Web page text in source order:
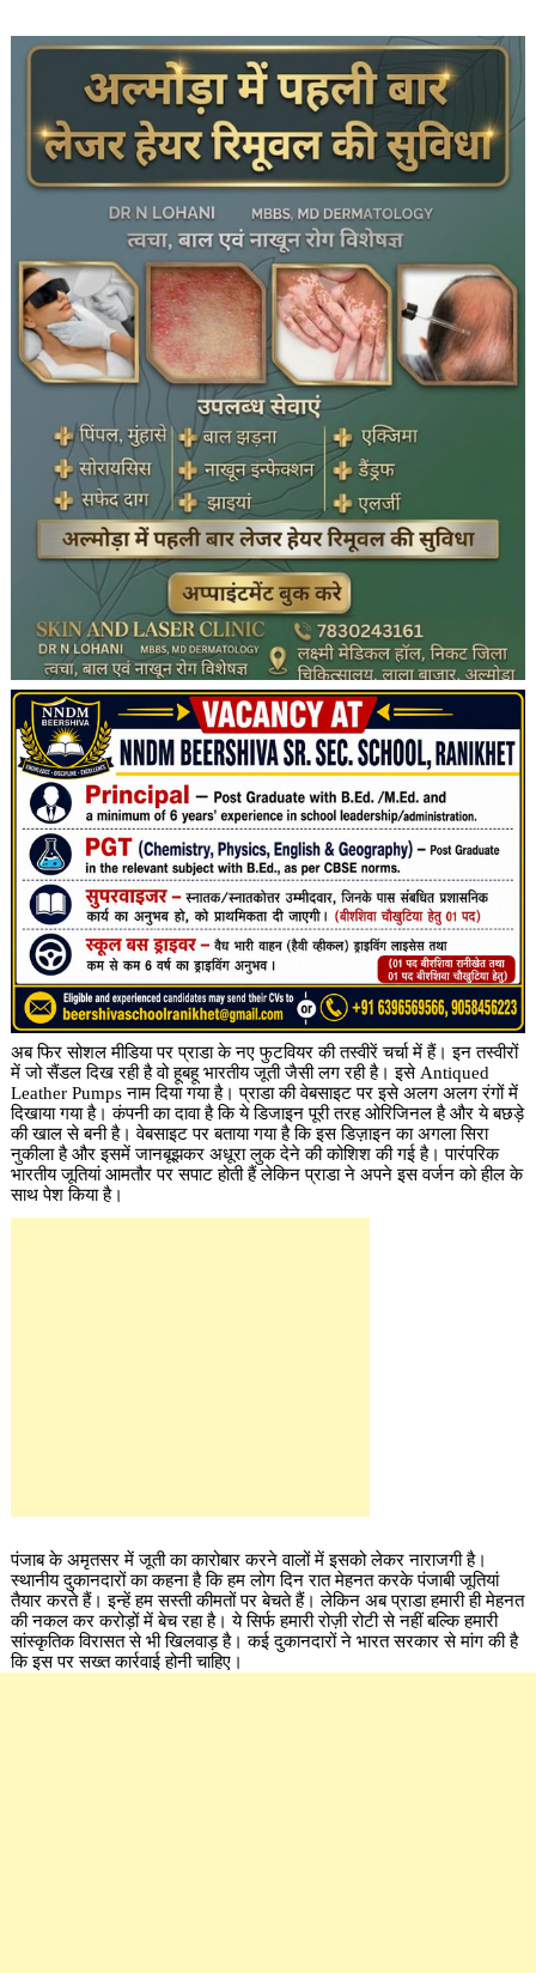
अब फिर सोशल मीडिया पर प्राडा के नए फुटवियर की तस्वीरें चर्चा में हैं। इन तस्वीरों
में जो सैंडल दिख रही है वो हूबहू भारतीय जूती जैसी लग रही है। इसे Antiqued
Leather Pumps नाम दिया गया है। प्राडा की वेबसाइट पर इसे अलग अलग रंगों में
दिखाया गया है। कंपनी का दावा है कि ये डिजाइन पूरी तरह ओरिजिनल है और ये बछड़े
की खाल से बनी है। वेबसाइट पर बताया गया है कि इस डिज़ाइन का अगला सिरा
नुकीला है और इसमें जानबूझकर अधूरा लुक देने की कोशिश की गई है। पारंपरिक
भारतीय जूतियां आमतौर पर सपाट होती हैं लेकिन प्राडा ने अपने इस वर्जन को हील के
साथ पेश किया है।
पंजाब के अमृतसर में जूती का कारोबार करने वालों में इसको लेकर नाराजगी है।
स्थानीय दुकानदारों का कहना है कि हम लोग दिन रात मेहनत करके पंजाबी जूतियां
तैयार करते हैं। इन्हें हम सस्ती कीमतों पर बेचते हैं। लेकिन अब प्राडा हमारी ही मेहनत
की नकल कर करोड़ों में बेच रहा है। ये सिर्फ हमारी रोज़ी रोटी से नहीं बल्कि हमारी
सांस्कृतिक विरासत से भी खिलवाड़ है। कई दुकानदारों ने भारत सरकार से मांग की है
कि इस पर सख्त कार्रवाई होनी चाहिए।